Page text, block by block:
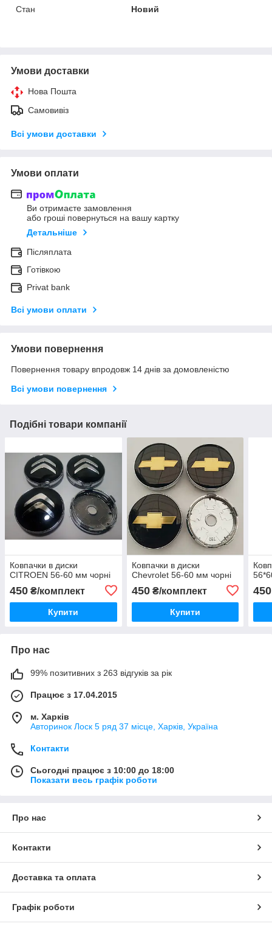
Стан
Новий
Умови доставки
Нова Пошта
Самовивіз
Всі умови доставки
Умови оплати
Ви отримаєте замовлення
або гроші повернуться на вашу картку
Детальніше
Післяплата
Готівкою
Privat bank
Всі умови оплати
Умови повернення
Повернення товару впродовж 14 днів за домовленістю
Всі умови повернення
Подібні товари компанії
Ковпачки в диски
CITROEN 56-60 мм чорні
450 ₴/комплект
Купити
Ковпачки в диски
Chevrolet 56-60 мм чорні
450₴/комплект
Купити
450
Про нас
99% позитивних з 263 відгуків за рік
Працює з 17.04.2015
м. Харків
Авторинок Лоск 5 ряд 37 місце, Харків, Україна
Контакти
Сьогодні працює з 10:00 до 18:00
Показати весь графік роботи
Про нас
Контакти
Доставка та оплата
Графік роботи